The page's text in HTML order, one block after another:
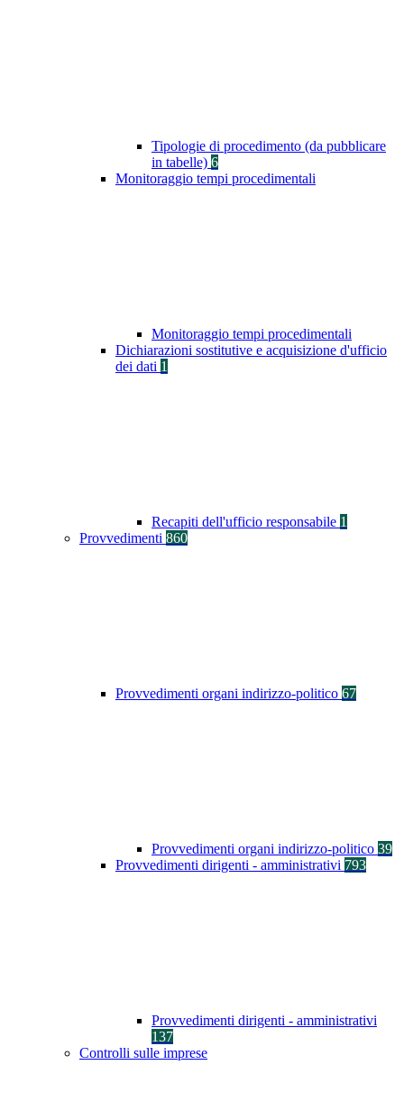
Tipologie di procedimento (da pubblicare
in tabelle) 6
Monitoraggio tempi procedimentali
Monitoraggio tempi procedimentali
Dichiarazioni sostitutive e acquisizione d'ufficio
dei dati 1
Recapiti dell'ufficio responsabile 1
Provvedimenti 860
Provvedimenti organi indirizzo-politico 67
Provvedimenti organi indirizzo-politico 39
Provvedimenti dirigenti - amministrativi 793
Provvedimenti dirigenti - amministrativi
137
Controlli sulle imprese